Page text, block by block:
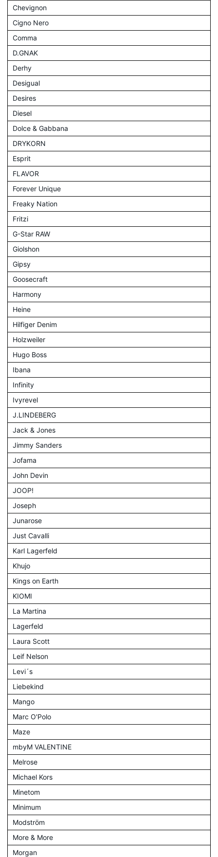
Chevignon
Cigno Nero
Comma
D.GNAK
Derhy
Desigual
Desires
Diesel
Dolce & Gabbana
DRYKORN
Esprit
FLAVOR
Forever Unique
Freaky Nation
Fritzi
G-Star RAW
Giolshon
Gipsy
Goosecraft
Harmony
Heine
Hilfiger Denim
Holzweiler
Hugo Boss
Ibana
Infinity
Ivyrevel
J.LINDEBERG
Jack & Jones
Jimmy Sanders
Jofama
John Devin
JOOP!
Joseph
Junarose
Just Cavalli
Karl Lagerfeld
Khujo
Kings on Earth
KIOMI
La Martina
Lagerfeld
Laura Scott
Leif Nelson
Levi´s
Liebekind
Mango
Marc O'Polo
Maze
mbyM VALENTINE
Melrose
Michael Kors
Minetom
Minimum
Modström
More & More
Morgan